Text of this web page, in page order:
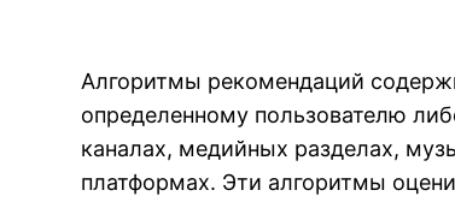
Алгоритмы рекомендаций
определенному пользователю
каналах, медийных разделах,
платформах. Эти алгоритмы